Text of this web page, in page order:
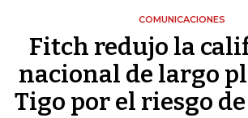
COMUNICACIONES
Fitch redujo la
nacional de largo
Tigo por el riesgo